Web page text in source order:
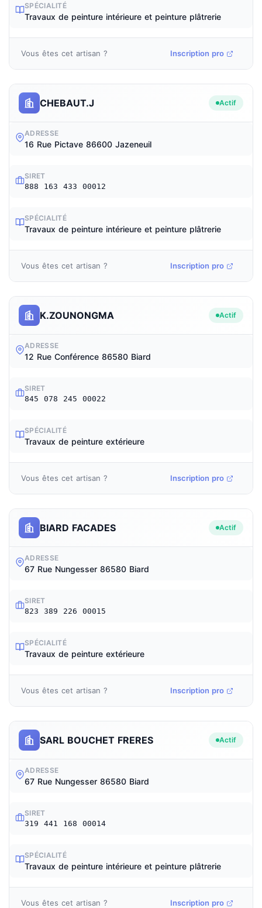
SPÉCIALITÉ
Travaux de peinture intérieure et peinture plâtrerie
Vous êtes cet artisan ? Inscription pro
CHEBAUT.J Actif
ADRESSE
16 Rue Pictave 86600 Jazeneuil
SIRET
888 163 433 00012
SPÉCIALITÉ
Travaux de peinture intérieure et peinture plâtrerie
Vous êtes cet artisan ? Inscription pro
K.ZOUNONGMA Actif
ADRESSE
12 Rue Conférence 86580 Biard
SIRET
845 078 245 00022
SPÉCIALITÉ
Travaux de peinture extérieure
Vous êtes cet artisan ? Inscription pro
BIARD FACADES Actif
ADRESSE
67 Rue Nungesser 86580 Biard
SIRET
823 389 226 00015
SPÉCIALITÉ
Travaux de peinture extérieure
Vous êtes cet artisan ? Inscription pro
SARL BOUCHET FRERES Actif
ADRESSE
67 Rue Nungesser 86580 Biard
SIRET
319 441 168 00014
SPÉCIALITÉ
Travaux de peinture intérieure et peinture plâtrerie
Vous êtes cet artisan ? Inscription pro